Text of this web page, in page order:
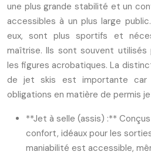
une plus grande stabilité et un
accessibles à un plus large
eux, sont plus sportifs et
maîtrise. Ils sont souvent
les figures acrobatiques. La
de jet skis est importante car
obligations en matière de permis
**Jet à selle (assis) :**
confort, idéaux pour les
maniabilité est accessible,